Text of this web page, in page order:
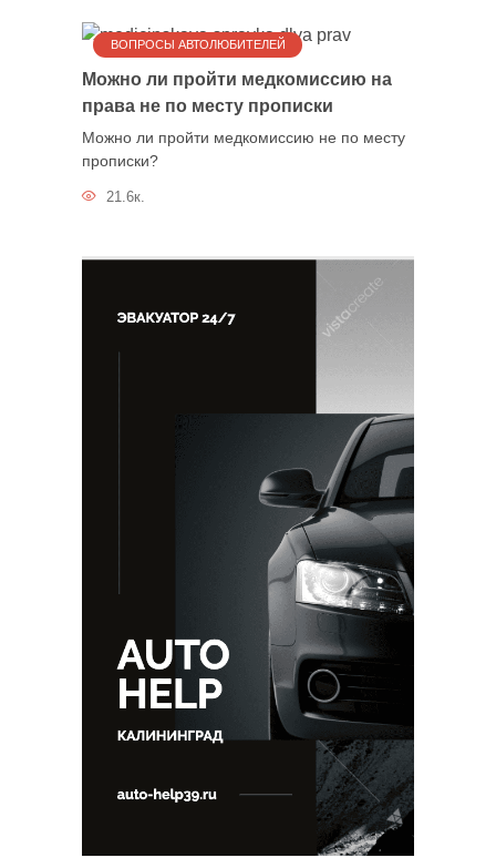
ВОПРОСЫ АВТОЛЮБИТЕЛЕЙ
Можно ли пройти медкомиссию на
права не по месту прописки
Можно ли пройти медкомиссию не по месту
прописки?
21.6к.